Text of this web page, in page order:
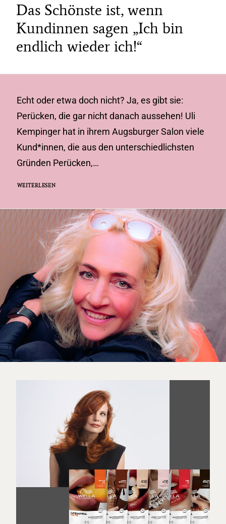
Das Schönste ist, wenn
Kundinnen sagen „Ich bin
endlich wieder ich!“
Echt oder etwa doch nicht? Ja, es gibt sie:
Perücken, die gar nicht danach aussehen! Uli
Kempinger hat in ihrem Augsburger Salon viele
Kund*innen, die aus den unterschiedlichsten
Gründen Perücken,…
WEITERLESEN